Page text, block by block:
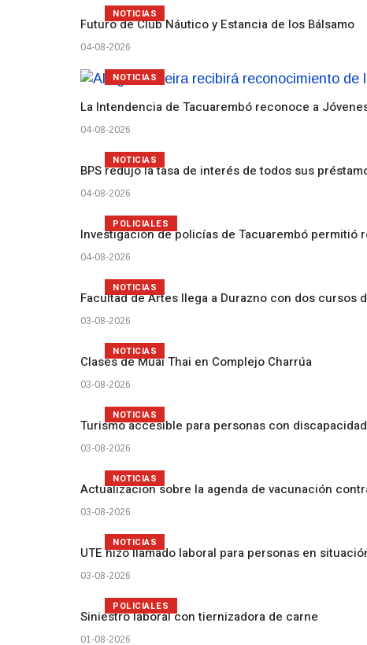
Futuro de Club Náutico y Estancia de los Bálsamo
04-08-2026
NOTICIAS
La Intendencia de Tacuarembó reconoce a
04-08-2026
NOTICIAS
BPS redujo la tasa de interés de todos sus
04-08-2026
NOTICIAS
Investigación de policías de Tacuarembó permitió
04-08-2026
POLICIALES
Facultad de Artes llega a Durazno con dos cursos
03-08-2026
NOTICIAS
Clases de Muai Thai en Complejo Charrúa
03-08-2026
NOTICIAS
Turismo accesible para personas con
03-08-2026
NOTICIAS
Actualización sobre la agenda de vacunación
03-08-2026
NOTICIAS
UTE hizo llamado laboral para personas en
03-08-2026
NOTICIAS
Siniestro laboral con tiernizadora de carne
01-08-2026
POLICIALES